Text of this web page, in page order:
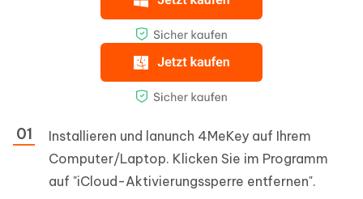
Installieren und lanunch 4MeKey auf Ihrem
Computer/Laptop. Klicken Sie im Programm
auf "iCloud-Aktivierungssperre entfernen".